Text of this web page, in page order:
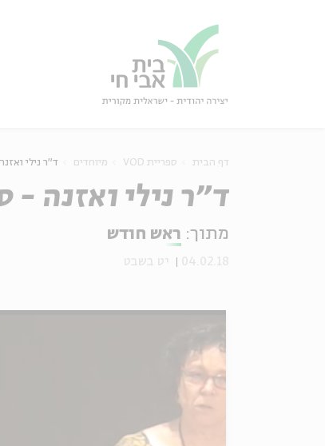
דף הבית ספריית VOD מיוחדים ד"ר נילי
ד"ר נילי ואזנה -
מתוך: ראש חודש